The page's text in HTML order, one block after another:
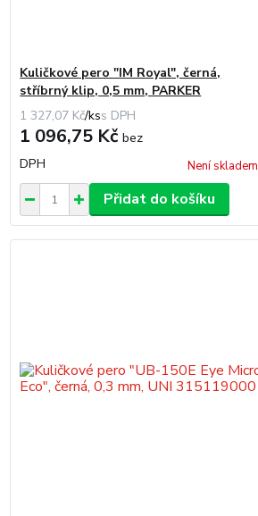
Kuličkové pero "IM Royal", černá,
stříbrný klip, 0,5 mm, PARKER
1 327,07 Kč/ks
1 096,75 Kčbez
DPH
Není skladem
Přidat do košíku